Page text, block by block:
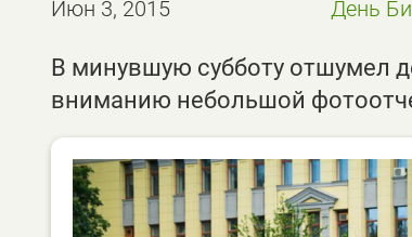
Июн 3, 2015 День
В минувшую субботу отшумел
вниманию небольшой